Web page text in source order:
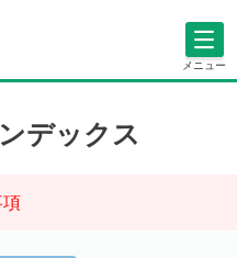
メニュー
デックス
項